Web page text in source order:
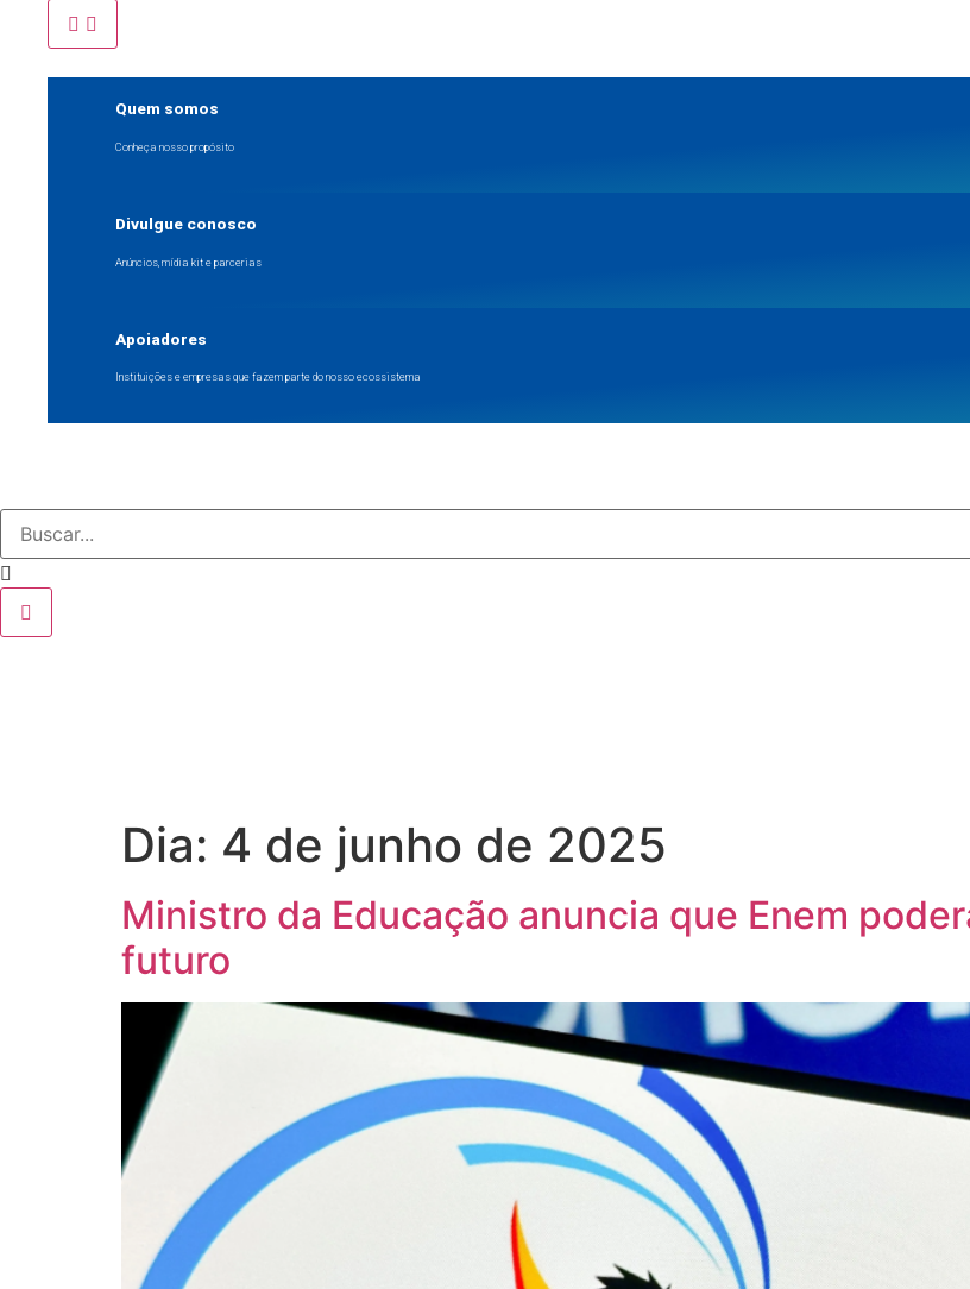
Quem somos
Conheça nosso propósito
Divulgue conosco
Anúncios, mídia kit e parcerias
Apoiadores
Instituições e empresas que fazem parte do nosso ecossistema
Dia: 4 de junho de 2025
Ministro da Educação anuncia que Enem
futuro